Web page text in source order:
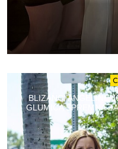
BLIZANCI ANGELINE
GLUMICA SPREMNA